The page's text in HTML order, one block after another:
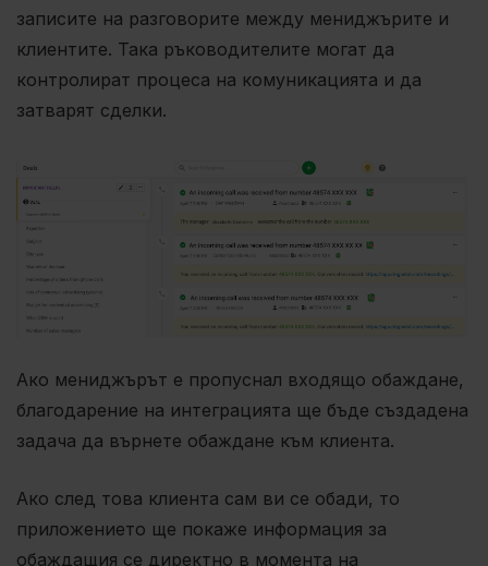
записите на разговорите между мениджърите и
клиентите. Така ръководителите могат да
контролират процеса на комуникацията и да
затварят сделки.
Ако мениджърът е пропуснал входящо обаждане,
благодарение на интеграцията ще бъде създадена
задача да върнете обаждане към клиента.
Ако след това клиента сам ви се обади, то
приложението ще покаже информация за
обаждащия се директно в момента на